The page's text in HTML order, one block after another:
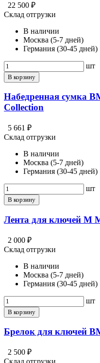
22 500 ₽
Склад отгрузки
В наличии
Москва (5-7 дней)
Германия (30-45 дней)
шт
В корзину
Набедренная сумка
Collection
5 661 ₽
Склад отгрузки
В наличии
Москва (5-7 дней)
Германия (30-45 дней)
шт
В корзину
Лента для ключей M
2 000 ₽
Склад отгрузки
В наличии
Москва (5-7 дней)
Германия (30-45 дней)
шт
В корзину
Брелок для ключей
2 500 ₽
Склад отгрузки